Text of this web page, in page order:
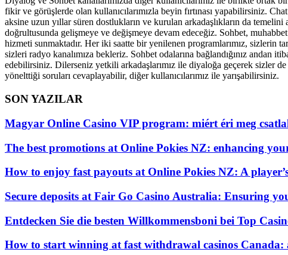
fikir ve görüşlerde olan kullanıcılarımızla beyin fırtınası yapabilirsiniz.
aksine uzun yıllar süren dostlukların ve kurulan arkadaşlıkların da
doğrultusunda gelişmeye ve değişmeye devam edeceğiz. Sohbet,
hizmeti sunmaktadır. Her iki saatte bir yenilenen programlarımız, sizlerin
sizleri radyo kanalımıza bekleriz. Sohbet odalarına bağlandığınız andan
edebilirsiniz. Dilerseniz yetkili arkadaşlarımız ile diyaloğa geçerek sizler
yönelttiği soruları cevaplayabilir, diğer kullanıcılarımız ile yarışabilirsiniz.
SON YAZILAR
Magyar Online Casino VIP program: miért éri meg
The best promotions at Online Pokies NZ: enhancing
How to enjoy fast payouts at Online Pokies NZ: A
Secure deposits at Fair Go Casino Australia: Ensuring
Entdecken Sie die besten Willkommensboni bei Top
How to start winning at fast withdrawal casinos Canada: